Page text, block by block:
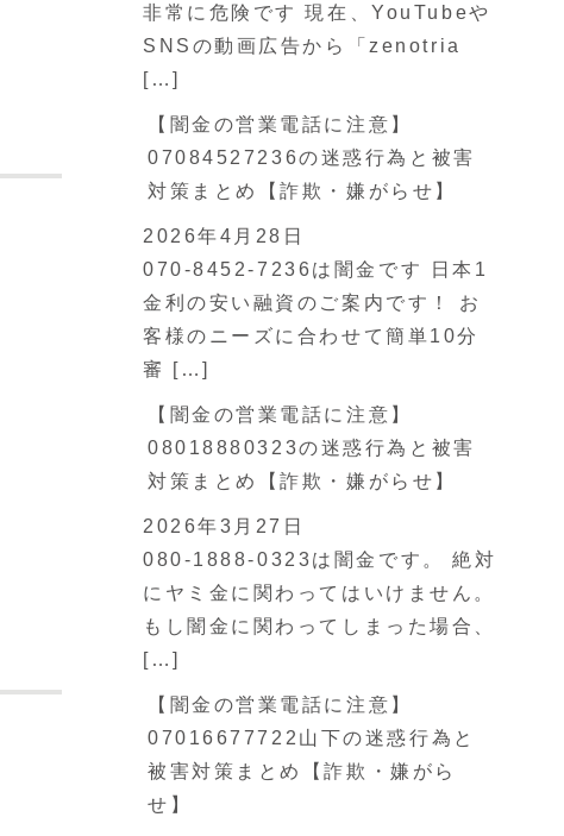
非常に危険です 現在、YouTubeや
SNSの動画広告から「zenotria
[…]
【闇金の営業電話に注意】
07084527236の迷惑行為と被害
対策まとめ【詐欺・嫌がらせ】
2026年4月28日
070-8452-7236は闇金です 日本1
金利の安い融資のご案内です！ お
客様のニーズに合わせて簡単10分
審 […]
【闇金の営業電話に注意】
08018880323の迷惑行為と被害
対策まとめ【詐欺・嫌がらせ】
2026年3月27日
080-1888-0323は闇金です。 絶対
にヤミ金に関わってはいけません。
もし闇金に関わってしまった場合、
[…]
【闇金の営業電話に注意】
07016677722山下の迷惑行為と
被害対策まとめ【詐欺・嫌がら
せ】